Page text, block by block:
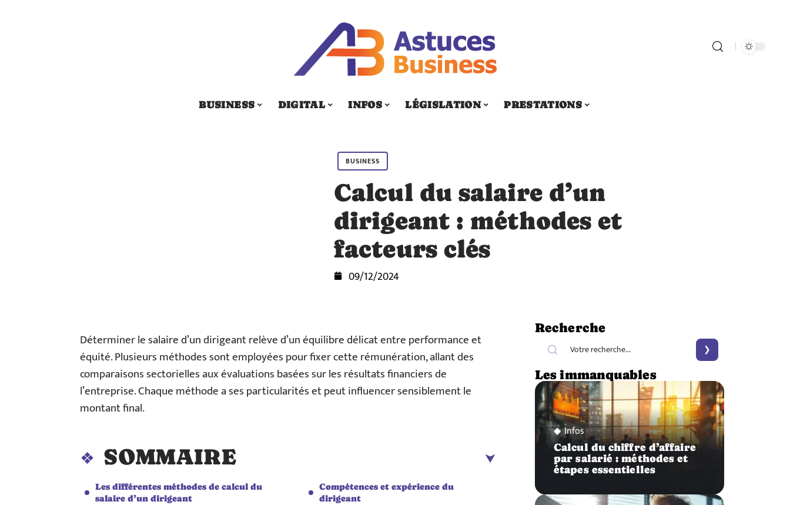
BUSINESS DIGITAL INFOS LÉGISLATION PRESTATIONS
BUSINESS
Calcul du salaire d’un
dirigeant : méthodes et
facteurs clés
09/12/2024
Déterminer le salaire d’un dirigeant relève d’un équilibre délicat entre performance et
équité. Plusieurs méthodes sont employées pour fixer cette rémunération, allant des
comparaisons sectorielles aux évaluations basées sur les résultats financiers de
l’entreprise. Chaque méthode a ses particularités et peut influencer sensiblement le
montant final.
SOMMAIRE
Les différentes méthodes de calcul du
salaire d’un dirigeant
Compétences et expérience du
dirigeant
Recherche
Les immanquables
Infos
Calcul du chiffre d’affaire
par salarié : méthodes et
étapes essentielles